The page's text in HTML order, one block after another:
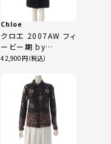
Chloe
クロエ 2007AW フィ
ービー期 by
PHOEBE PHILO ウ
ロング コート ブラッ
ク T34
42,900